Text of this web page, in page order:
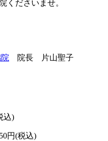
くださいませ。
院長 片山聖子
込)
円(税込)